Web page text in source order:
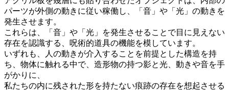
パーツが外側の動きに従い稼働し、「音」や「光」の動きを
発生させます。
これらは、「音」や「光」を発生させることで目に見えない
存在を認識する、呪術的道具の機能を模しています。
いずれも、人の動きが介入することを前提とした構造を持
ち、物体に触れる中で、造形物の持つ影と光、動きや音を手
がかりに、
私たちの内に残された形を持たない痕跡の存在を想起させる